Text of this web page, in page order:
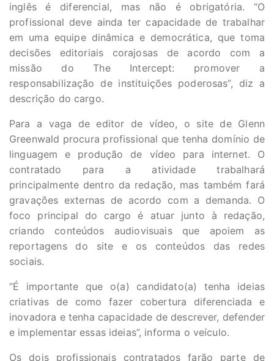
inglês é diferencial, mas não é obrigatória. “O
profissional deve ainda ter capacidade de trabalhar
em uma equipe dinâmica e democrática, que toma
decisões editoriais corajosas de acordo com a
missão do The Intercept: promover a
responsabilização de instituições poderosas”, diz a
descrição do cargo.
Para a vaga de editor de vídeo, o site de Glenn
Greenwald procura profissional que tenha domínio de
linguagem e produção de vídeo para internet. O
contratado para a atividade trabalhará
principalmente dentro da redação, mas também fará
gravações externas de acordo com a demanda. O
foco principal do cargo é atuar junto à redação,
criando conteúdos audiovisuais que apoiem as
reportagens do site e os conteúdos das redes
sociais.
“É importante que o(a) candidato(a) tenha ideias
criativas de como fazer cobertura diferenciada e
inovadora e tenha capacidade de descrever, defender
e implementar essas ideias”, informa o veículo.
Os dois profissionais contratados farão parte de